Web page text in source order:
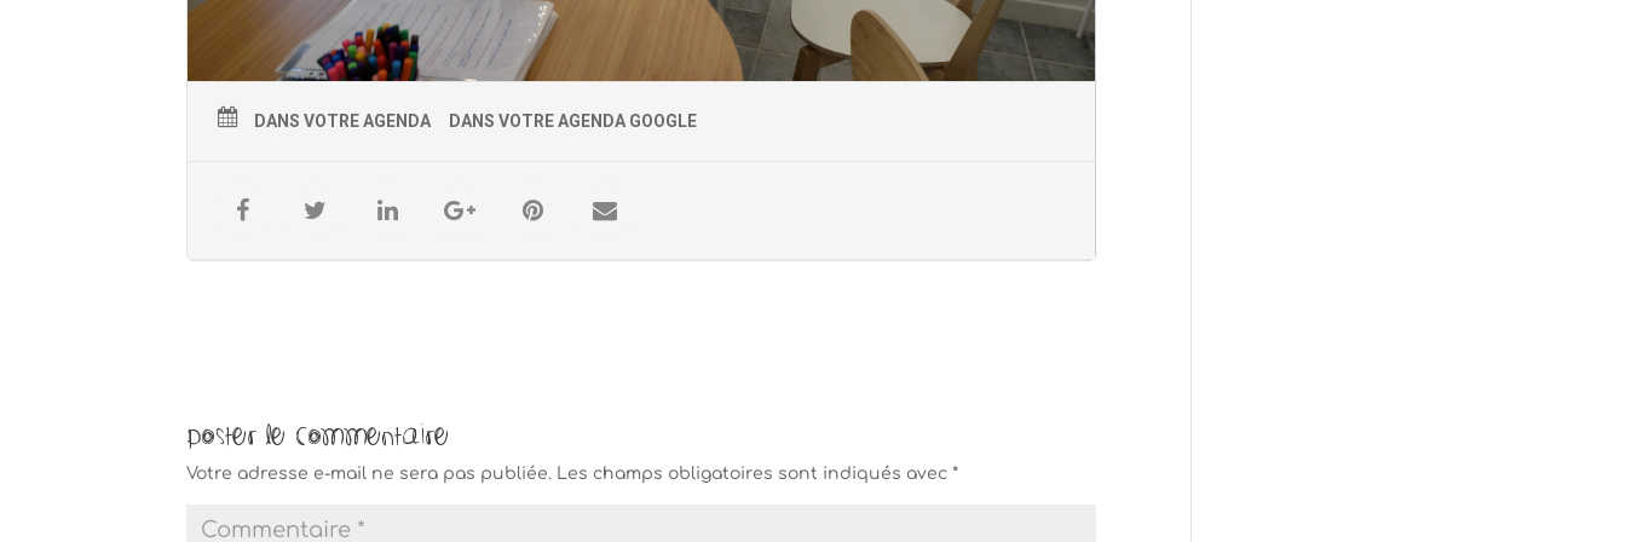
DANS VOTRE AGENDA DANS VOTRE AGENDA GOOGLE
Poster le commentaire
Votre adresse e-mail ne sera pas publiée. Les champs obligatoires sont indiqués avec*